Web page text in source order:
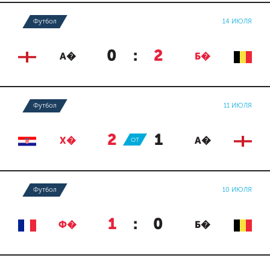
Футбол 14 ИЮЛЯ
А� 0 : 2 Б�
Футбол 11 ИЮЛЯ
Х� 2 : 1 А�
ОТ
Футбол 10 ИЮЛЯ
Ф� 1 : 0 Б�